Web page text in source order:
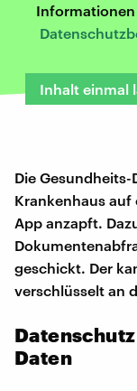
Inhalt einmal
Die
Krankenhaus auf
App anzapft.
geschickt. Der
verschlüsselt an
Daten